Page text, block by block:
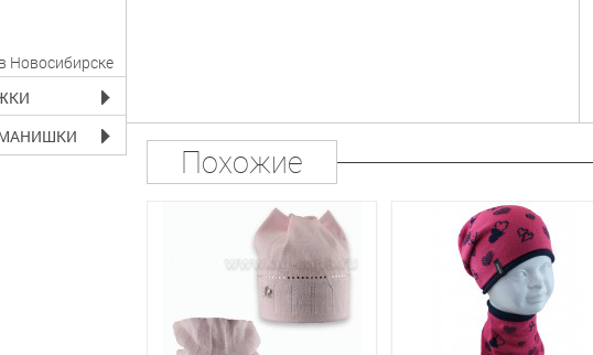
Новосибирске
Похожие